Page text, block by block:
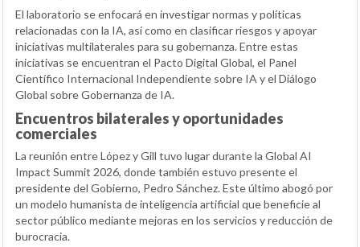
El laboratorio se enfocará en investigar normas y políticas
relacionadas con la IA, así como en clasificar riesgos y apoyar
iniciativas multilaterales para su gobernanza. Entre estas
iniciativas se encuentran el Pacto Digital Global, el Panel
Científico Internacional Independiente sobre IA y el Diálogo
Global sobre Gobernanza de IA.
Encuentros bilaterales y oportunidades
comerciales
La reunión entre López y Gill tuvo lugar durante la Global AI
Impact Summit 2026, donde también estuvo presente el
presidente del Gobierno, Pedro Sánchez. Este último abogó por
un modelo humanista de inteligencia artificial que beneficie al
sector público mediante mejoras en los servicios y reducción de
burocracia.